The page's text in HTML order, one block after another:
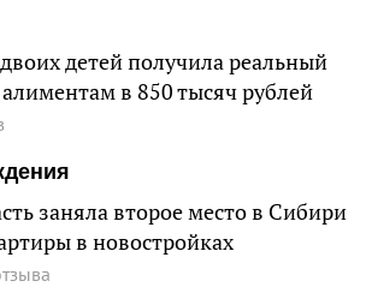
детей получила реальный
алиментам в 850 тысяч рублей
заняла второе место в Сибири
в новостройках